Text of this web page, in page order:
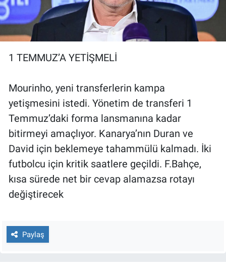
1 TEMMUZ’A YETİŞMELİ
Mourinho, yeni transferlerin kampa
yetişmesini istedi. Yönetim de transferi 1
Temmuz’daki forma lansmanına kadar
bitirmeyi amaçlıyor. Kanarya’nın Duran ve
David için beklemeye tahammülü kalmadı. İki
futbolcu için kritik saatlere geçildi. F.Bahçe,
kısa sürede net bir cevap alamazsa rotayı
değiştirecek
Paylaş